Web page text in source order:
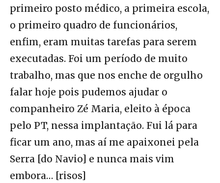
primeiro posto médico, a primeira escola,
o primeiro quadro de funcionários,
enfim, eram muitas tarefas para serem
executadas. Foi um período de muito
trabalho, mas que nos enche de orgulho
falar hoje pois pudemos ajudar o
companheiro Zé Maria, eleito à época
pelo PT, nessa implantação. Fui lá para
ficar um ano, mas aí me apaixonei pela
Serra [do Navio] e nunca mais vim
embora… [risos]